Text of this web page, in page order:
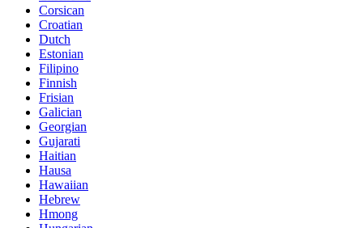
Corsican
Croatian
Dutch
Estonian
Filipino
Finnish
Frisian
Galician
Georgian
Gujarati
Haitian
Hausa
Hawaiian
Hebrew
Hmong